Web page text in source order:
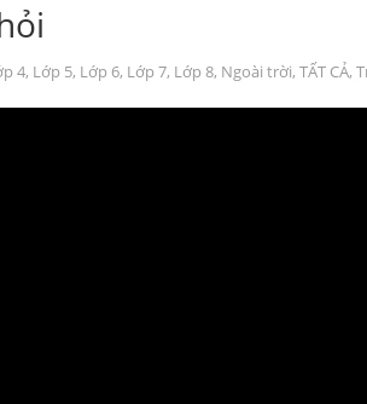
4, Lớp 5, Lớp 6, Lớp 7, Lớp 8, Ngoài trời, TẤT CẢ,